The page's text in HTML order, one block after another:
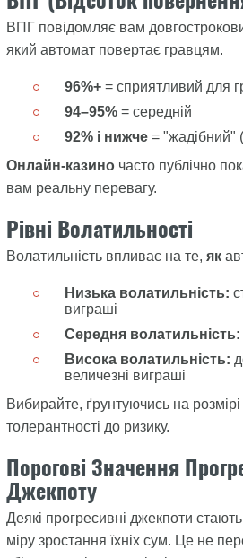
ВПГ повідомляє вам
який автомат повертає гравцям.
96%+= сприятливий для
94–95%= середній
92% і нижче= "жадібний"
Онлайн-казиночасто публічно
вам реальну перевагу.
Рівні Волатильності
Волатильність впливає на те, як
Низька волатильність:
виграші
Середня волатильність:
Висока волатильність:
величезні виграші
Вибирайте, ґрунтуючись на
толерантності до ризику.
Порогові Значення
Джекпоту
Деякі прогресивні джекпоти
міру зростання їхніх сум. Це не